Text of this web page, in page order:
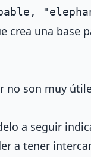
crea una base
son muy
a seguir
a tener